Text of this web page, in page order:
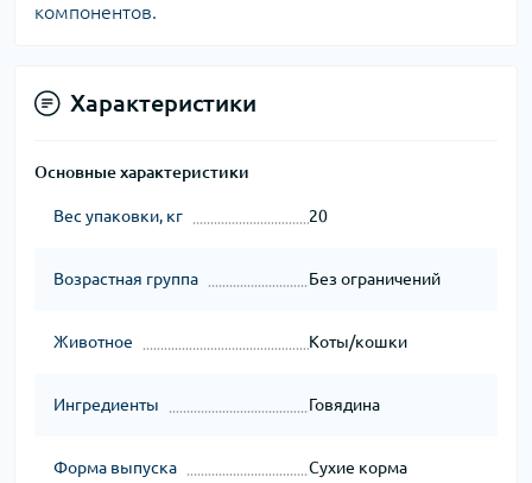
компонентов.
Характеристики
Основные характеристики
Вес упаковки, кг 20
Возрастная группа Без ограничений
Животное Коты/кошки
Ингредиенты Говядина
Форма выпуска Сухие корма